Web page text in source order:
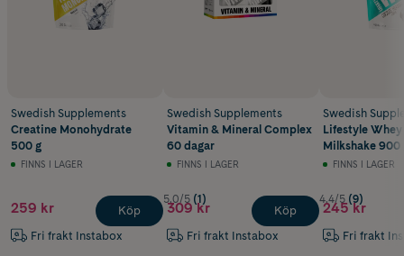
Swedish Supplements
Creatine Monohydrate
500 g
FINNS I LAGER
259 kr
Fri frakt Instabox
Köp
Swedish Supplements
Vitamin & Mineral Complex
60 dagar
FINNS I LAGER
5.0/5 (1)
309 kr
Fri frakt Instabox
Köp
Swedish
Lifestyle
Milkshake 900
FINNS I LAGER
4.4/5 (9)
245 kr
Fri frakt